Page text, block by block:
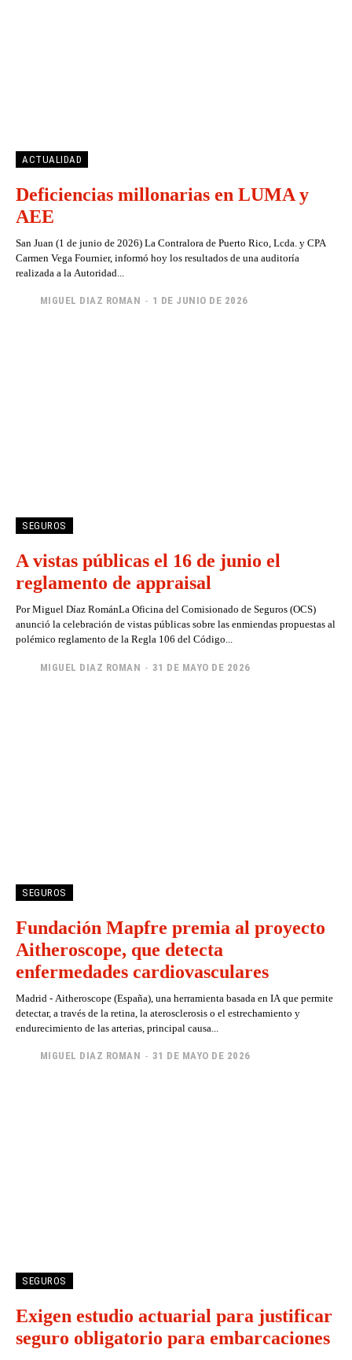
ACTUALIDAD
Deficiencias millonarias en LUMA y
AEE
San Juan (1 de junio de 2026) La Contralora de Puerto Rico, Lcda. y CPA
Carmen Vega Fournier, informó hoy los resultados de una auditoría
realizada a la Autoridad...
MIGUEL DIAZ ROMAN - 1 DE JUNIO DE 2026
SEGUROS
A vistas públicas el 16 de junio el
reglamento de appraisal
Por Miguel Díaz RománLa Oficina del Comisionado de Seguros (OCS)
anunció la celebración de vistas públicas sobre las enmiendas propuestas al
polémico reglamento de la Regla 106 del Código...
MIGUEL DIAZ ROMAN - 31 DE MAYO DE 2026
SEGUROS
Fundación Mapfre premia al proyecto
Aitheroscope, que detecta
enfermedades cardiovasculares
Madrid - Aitheroscope (España), una herramienta basada en IA que permite
detectar, a través de la retina, la aterosclerosis o el estrechamiento y
endurecimiento de las arterias, principal causa...
MIGUEL DIAZ ROMAN - 31 DE MAYO DE 2026
SEGUROS
Exigen estudio actuarial para justificar
seguro obligatorio para embarcaciones